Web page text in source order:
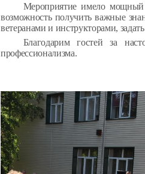
Мероприятие имело
возможность получить важные
ветеранами и инструкторами,
Благодарим гостей за
профессионализма.